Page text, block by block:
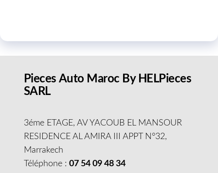
Pieces Auto Maroc By HELPieces
SARL
3éme ETAGE, AV YACOUB EL MANSOUR
RESIDENCE AL AMIRA III APPT N°32,
Marrakech
Téléphone : 07 54 09 48 34